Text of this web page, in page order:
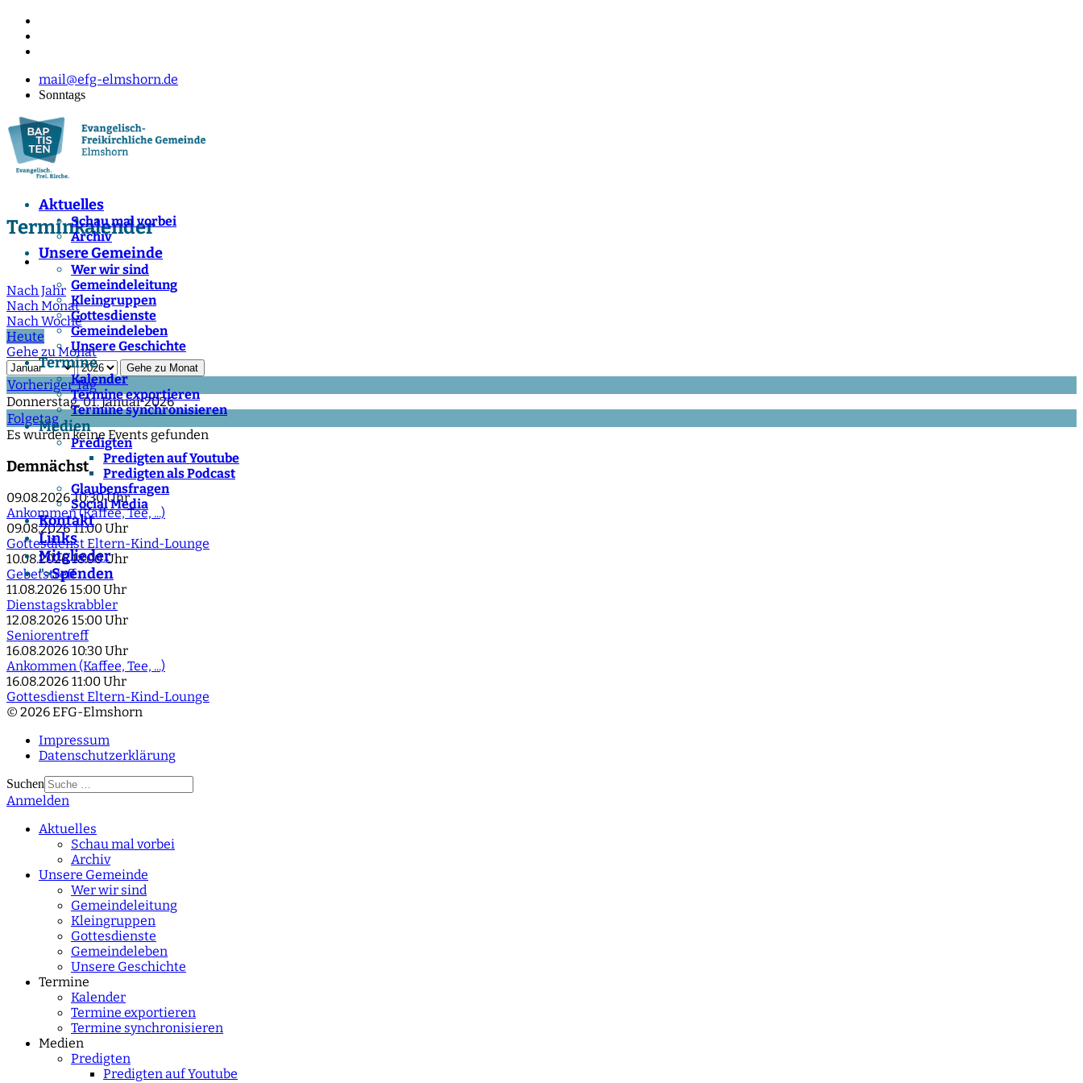
mail@efg-elmshorn.de
Sonntags
Aktuelles
Schau mal vorbei
Archiv
Unsere Gemeinde
Wer wir sind
Gemeindeleitung
Kleingruppen
Gottesdienste
Gemeindeleben
Unsere Geschichte
Termine
Kalender
Termine exportieren
Termine synchronisieren
Medien
Predigten
Predigten auf Youtube
Predigten als Podcast
Glaubensfragen
Social Media
Kontakt
Links
Mitglieder
">Spenden
Terminkalender
Nach Jahr
Nach Monat
Nach Woche
Heute
Gehe zu Monat
Gehe zu Monat
Vorheriger Tag
Donnerstag, 01. Januar 2026
Folgetag
Es wurden keine Events gefunden
Demnächst
09.08.2026 10:30 Uhr
Ankommen (Kaffee, Tee, ...)
09.08.2026 11:00 Uhr
Gottesdienst Eltern-Kind-Lounge
10.08.2026 18:00 Uhr
Gebetstreff
11.08.2026 15:00 Uhr
Dienstagskrabbler
12.08.2026 15:00 Uhr
Seniorentreff
16.08.2026 10:30 Uhr
Ankommen (Kaffee, Tee, ...)
16.08.2026 11:00 Uhr
Gottesdienst Eltern-Kind-Lounge
© 2026 EFG-Elmshorn
Impressum
Datenschutzerklärung
Suchen
Type 2 or more
Anmelden
Aktuelles
Schau mal vorbei
Archiv
Unsere Gemeinde
Wer wir sind
Gemeindeleitung
Kleingruppen
Gottesdienste
Gemeindeleben
Unsere Geschichte
Termine
Kalender
Termine exportieren
Termine synchronisieren
Medien
Predigten
Predigten auf Youtube